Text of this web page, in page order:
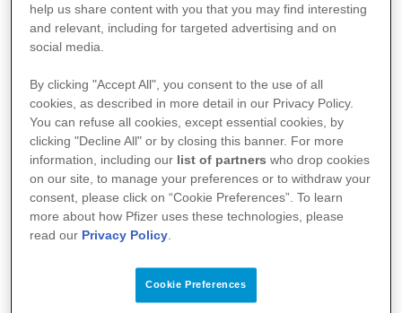
Arzneimittelagentur (EMA) hat in einem
Gutachten festgestellt, dass das
Arzneimittel zur Behandlung von
Erwachsenen mit COVID-19 eingesetzt
werden kann, die keinen zusätzlichen
Sauerstoff benötigen und bei denen ein
erhöhtes Risiko für einen schweren
Krankheitsverlauf besteht.
Berlin, 28.12.2021 - Pfizer Deutschland gab
help us share content with you that you may find interesting
and relevant, including for targeted advertising and on
social media.
By clicking "Accept All", you consent to the use of all
cookies, as described in more detail in our Privacy Policy.
You can refuse all cookies, except essential cookies, by
clicking "Decline All" or by closing this banner. For more
information, including our list of partners who drop cookies
on our site, to manage your preferences or to withdraw your
consent, please click on “Cookie Preferences”. To learn
more about how Pfizer uses these technologies, please
read our Privacy Policy.
Cookie Preferences